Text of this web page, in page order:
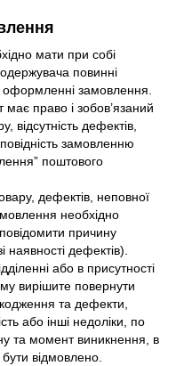
мати при собі
повинні
оформленні замовлення.
право і зобов’язаний
відсутність дефектів,
замовленню
поштового
дефектів, неповної
необхідно
причину
дефектів).
або в присутності
вирішите повернути
та дефекти,
або інші недоліки, по
та момент виникнення, в
відмовлено.